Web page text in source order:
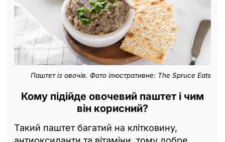
Паштет із овочів. Фото ілюстративне: The Spruce Eats
Кому підійде овочевий паштет і чим
він корисний?
Такий паштет багатий на клітковину,